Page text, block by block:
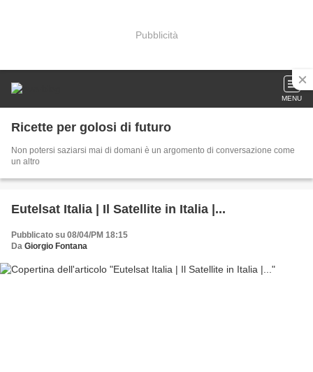
Pubblicità
MENU
Ricette per golosi di futuro
Non potersi saziarsi mai di domani è un argomento di conversazione come
un altro
Eutelsat Italia | Il Satellite in Italia |...
Pubblicato su 08/04/PM 18:15
Da Giorgio Fontana